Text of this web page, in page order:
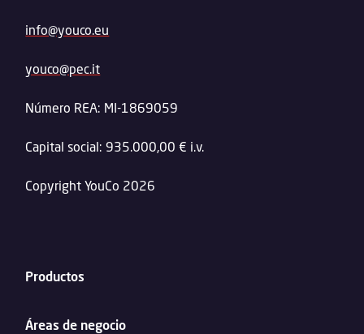
info@youco.eu
youco@pec.it
Número REA: MI-1869059
Capital social: 935.000,00 € i.v.
Copyright YouCo 2026
Productos
Áreas de negocio